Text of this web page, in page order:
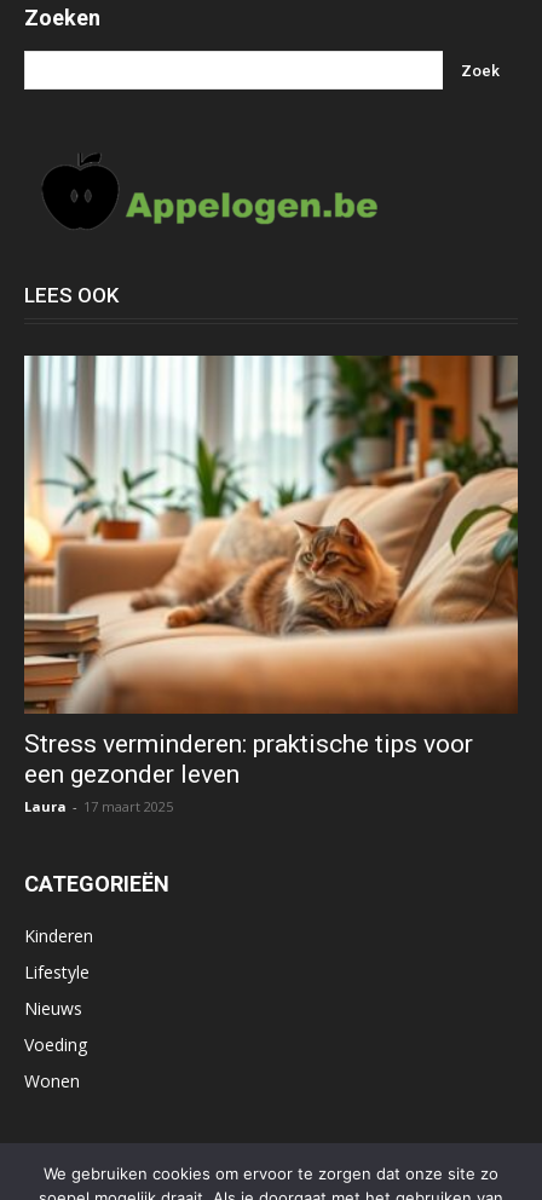
Zoeken
LEES OOK
Stress verminderen: praktische tips voor
een gezonder leven
Laura - 17 maart 2025
CATEGORIEËN
Kinderen
Lifestyle
Nieuws
Voeding
Wonen
We gebruiken cookies om ervoor te zorgen dat onze site zo